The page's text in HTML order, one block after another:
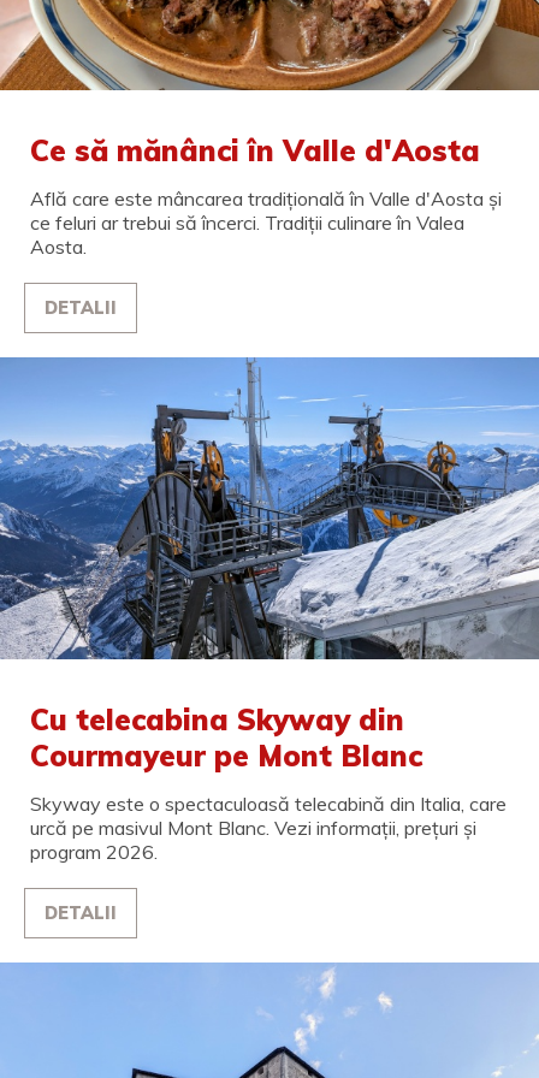
Ce să mănânci în Valle d'Aosta
Află care este mâncarea tradițională în Valle d'Aosta și
ce feluri ar trebui să încerci. Tradiții culinare în Valea
Aosta.
DETALII
Cu telecabina Skyway din
Courmayeur pe Mont Blanc
Skyway este o spectaculoasă telecabină din Italia, care
urcă pe masivul Mont Blanc. Vezi informații, prețuri și
program 2026.
DETALII